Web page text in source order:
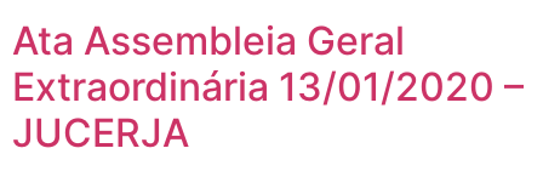
Ata Assembleia Geral
Extraordinária 13/01/2020 –
JUCERJA